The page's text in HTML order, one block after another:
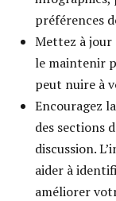
préférences
Mettez à
le maintenir
peut nuire à
Encouragez
des sections
discussion.
aider à
améliorer